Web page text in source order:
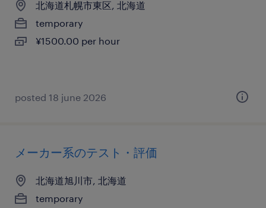
北海道札幌市東区, 北海道
temporary
¥1500.00 per hour
posted 18 june 2026
メーカー系のテスト・評価
北海道旭川市, 北海道
temporary